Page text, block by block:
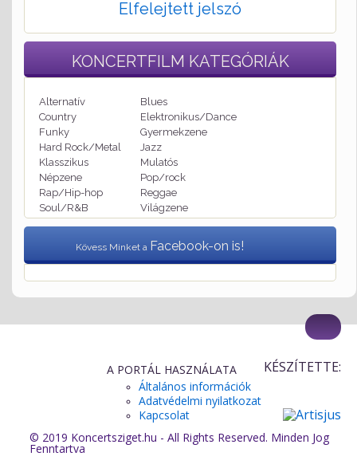
Elfelejtett jelszó
KONCERTFILM KATEGÓRIÁK
Alternatív
Blues
Country
Elektronikus/Dance
Funky
Gyermekzene
Hard Rock/Metal
Jazz
Klasszikus
Mulatós
Népzene
Pop/rock
Rap/Hip-hop
Reggae
Soul/R&B
Világzene
Kövess Minket a Facebook-on is!
© 2019 Koncertsziget.hu - All Rights Reserved. Minden Jog
Fenntartva
A PORTÁL HASZNÁLATA
Általános információk
Adatvédelmi nyilatkozat
Kapcsolat
KÉSZÍTETTE: